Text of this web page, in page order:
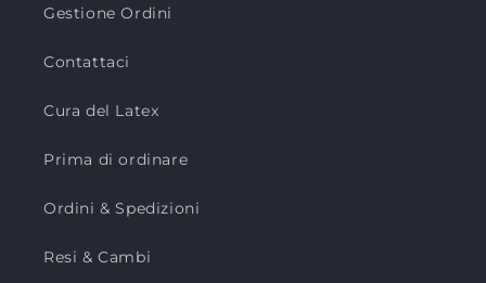
Gestione Ordini
Contattaci
Cura del Latex
Prima di ordinare
Ordini & Spedizioni
Resi & Cambi